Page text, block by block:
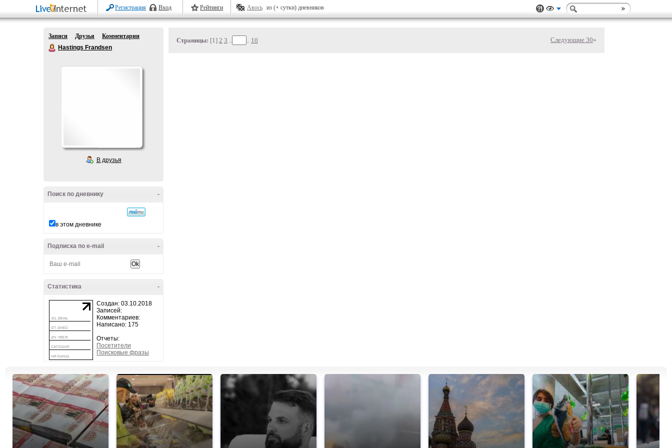
Регистрация Вход Рейтинги Авось из (+ сутки) дневников
Записи Друзья
Комментарии
Hastings Frandsen
В друзья
-
Поиск по дневнику
в этом дневнике
-
Подписка по e-mail
-
Статистика
Создан: 03.10.2018
Записей:
Комментариев:
Написано: 175
Отчеты:
Посетители
Поисковые фразы
Страницы: [1] 2 3 .. .. 10 Следующие 30»